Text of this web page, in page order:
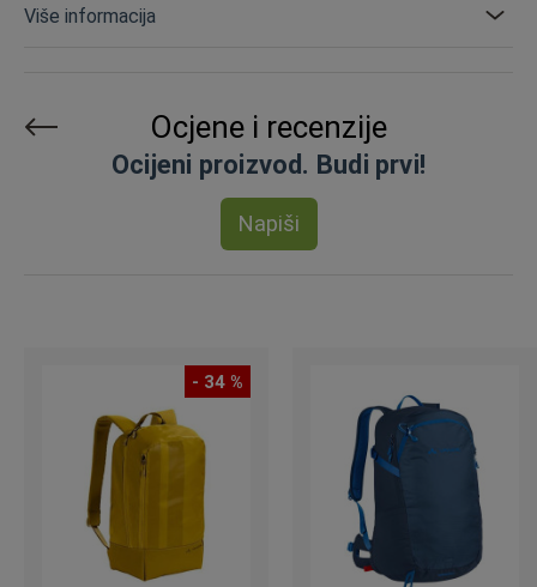
Više informacija
Ocjene i recenzije
Ocijeni proizvod. Budi prvi!
Napiši
- 34 %